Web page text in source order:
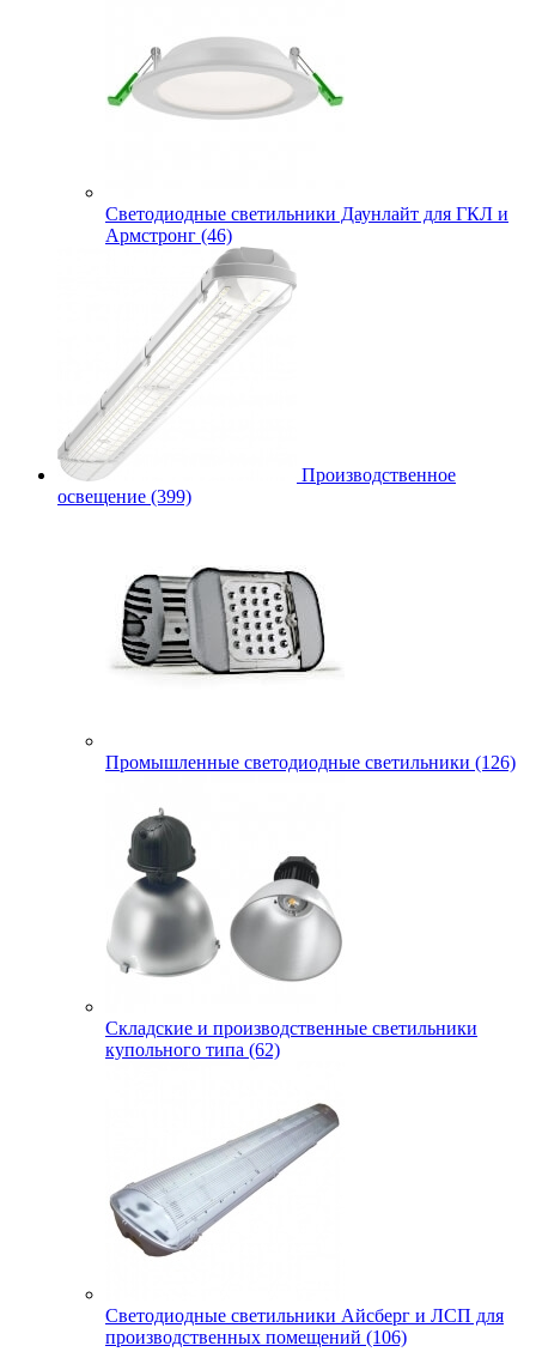
Cветодиодные светильники Даунлайт для ГКЛ и
Армстронг (46)
Производственное
освещение (399)
Промышленные светодиодные светильники (126)
Складские и производственные светильники
купольного типа (62)
Светодиодные светильники Айсберг и ЛСП для
производственных помещений (106)